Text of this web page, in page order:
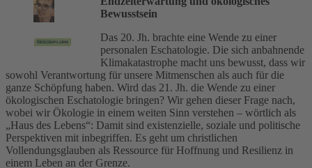
Bewusstsein
Das 20. Jh. brachte eine Wende zu einer
personalen Eschatologie. Die sich anbahnende
Klimakatastrophe macht uns bewusst, dass wir
sowohl Verantwortung für unsere Mitmenschen als auch für die
ganze Schöpfung haben. Wird das 21. Jh. die Wende zu einer
ökologischen Eschatologie bringen? Wir gehen dieser Frage nach,
wobei wir Ökologie in einem weiten Sinn verstehen – wörtlich als
„Haus des Lebens“: Damit sind existenzielle, soziale und politische
Perspektiven mit inbegriffen. Es geht um christlichen
Vollendungsglauben als Ressource für Hoffnung und Resilienz in
einem Leben an der Grenze.